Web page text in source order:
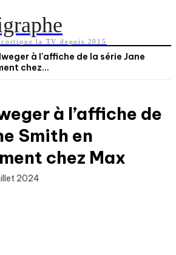
la TV depuis 2015
à l'affiche de la série Jane
chez...
à l’affiche de
Smith en
chez Max
2024